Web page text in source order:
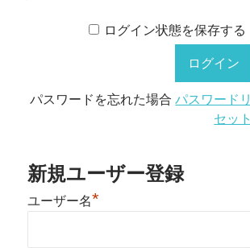
ログイン状態を保存する
パスワードを忘れた場合パスワードリ
セット
新規ユーザー登録
ユーザー名*